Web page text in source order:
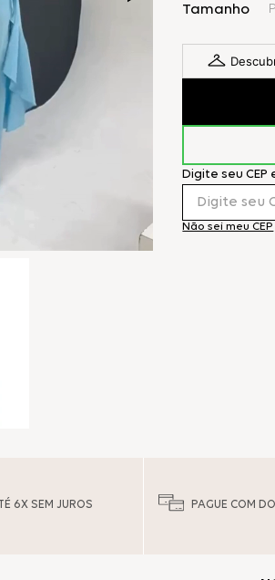
Tamanho
Digite seu
Não sei meu CEP
6X SEM JUROS PAGUE COM